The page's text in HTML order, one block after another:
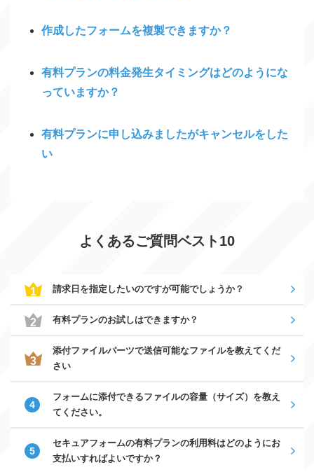
作成したフォームを複製できますか？
有料プランの料金発生タイミングはどのようにな
っていますか？
有料プランに申し込みましたがキャンセルをした
い
よくあるご質問ベスト10
請求日を指定したいのですが可能でしょうか？
有料プランのお試しはできますか？
添付ファイルパーツで送信可能なファイルを教えてくだ
さい
フォームに添付できるファイルの容量（サイズ）を教え
てください。
セキュアフォームの有料プランの利用料はどのようにお
支払いすればよいですか？